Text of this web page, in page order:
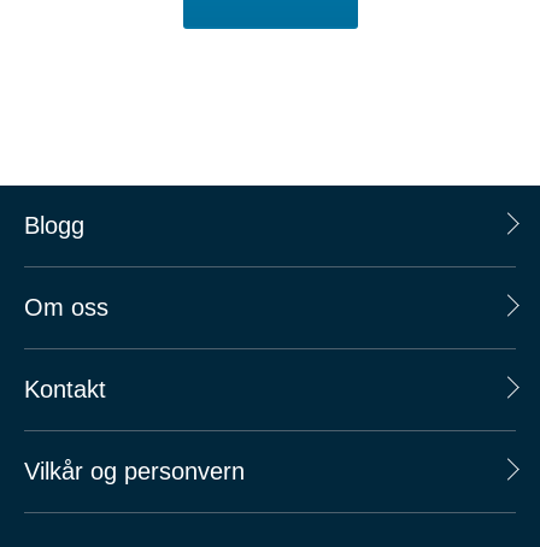
Blogg
Om oss
Kontakt
Vilkår og personvern